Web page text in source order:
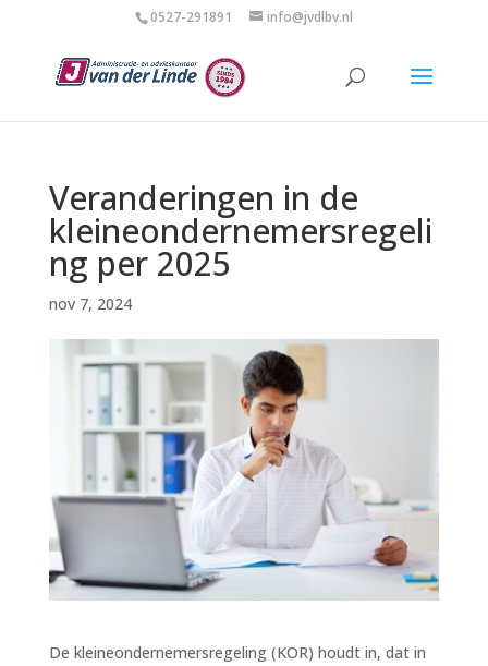
0527-291891 info@jvdlbv.nl
Veranderingen in de
kleineondernemersregeli
ng per 2025
nov 7, 2024
De kleineondernemersregeling (KOR) houdt in, dat in